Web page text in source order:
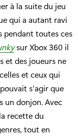
à la suite du jeu
qui a autant ravi
pendant toutes ces
sur Xbox 360 il
et des joueurs ne
et ceux qui
s'agir que
un donjon. Avec
recette du
tout en